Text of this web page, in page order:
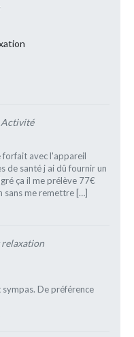
forfait avec l'appareil
de santé j ai dû fournir un
ça il me prélève 77€
sans me remettre […]
sympas. De préférence